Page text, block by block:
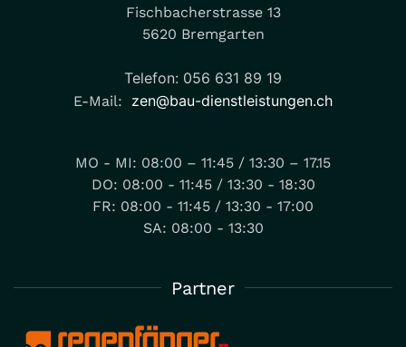
Fischbacherstrasse 13
5620 Bremgarten
Telefon: 056 631 89 19
E-Mail: zen@bau-dienstleistungen.ch
MO - MI: 08:00 – 11:45 / 13:30 – 17.15
DO: 08:00 - 11:45 / 13:30 - 18:30
FR: 08:00 - 11:45 / 13:30 - 17:00
SA: 08:00 - 13:30
Partner